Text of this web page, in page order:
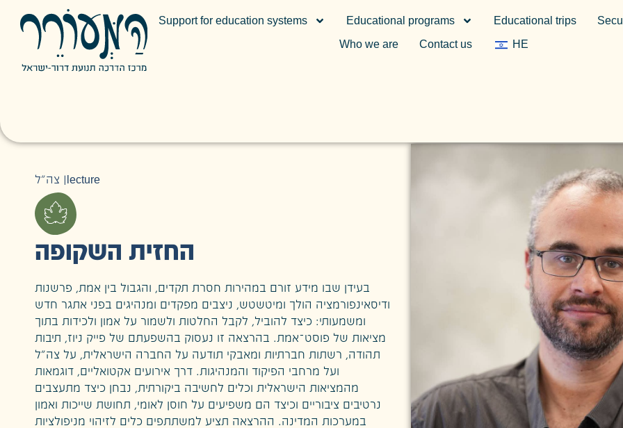
Support for education systems Educational programs Educational trips
Who we are Contact us HE
צה״ל lecture
החזית השקופה
בעידן שבו מידע זורם במהירות חסרת תקדים, והגבול בין אמת, פרשנות
ודיסאינפורמציה הולך ומיטשטש, ניצבים מפקדים ומנהיגים בפני אתגר חדש
ומשמעותי: כיצד להוביל, לקבל החלטות ולשמור על אמון ולכידות בתוך
מציאות של פוסט־אמת. בהרצאה זו נעסוק בהשפעתם של פייק ניוז, תיבות
תהודה, רשתות חברתיות ומאבקי תודעה על החברה הישראלית, על צה״ל
ועל מרחבי הפיקוד והמנהיגות. דרך אירועים אקטואליים, דוגמאות
מהמציאות הישראלית וכלים לחשיבה ביקורתית, נבחן כיצד מתעצבים
נרטיבים ציבוריים וכיצד הם משפיעים על חוסן לאומי, תחושת שייכות ואמון
במערכות המדינה. ההרצאה תציע למשתתפים כלים לזיהוי מניפולציות